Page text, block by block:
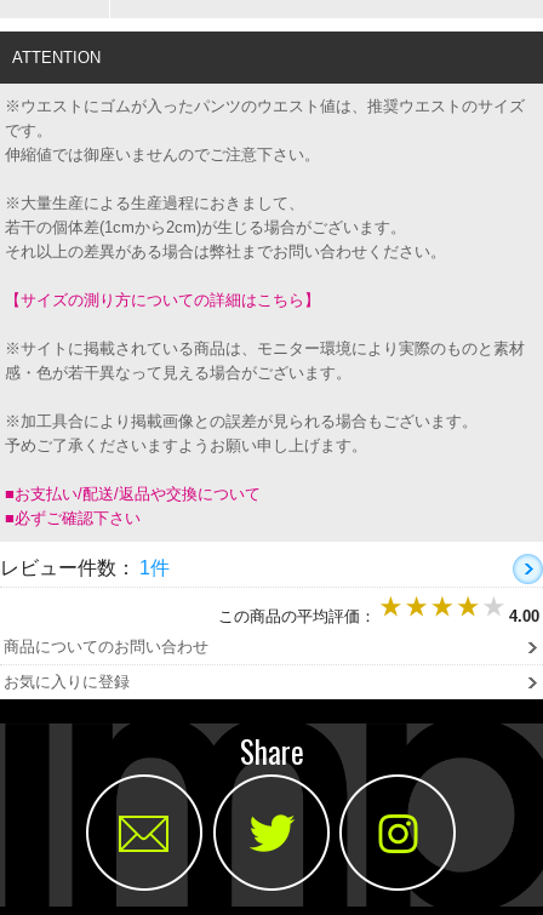
ATTENTION
※ウエストにゴムが入ったパンツのウエスト値は、推奨ウエストのサイズ
です。
伸縮値では御座いませんのでご注意下さい。
※大量生産による生産過程におきまして、
若干の個体差(1cmから2cm)が生じる場合がございます。
それ以上の差異がある場合は弊社までお問い合わせください。
【サイズの測り方についての詳細はこちら】
※サイトに掲載されている商品は、モニター環境により実際のものと素材
感・色が若干異なって見える場合がございます。
※加工具合により掲載画像との誤差が見られる場合もございます。
予めご了承くださいますようお願い申し上げます。
■お支払い/配送/返品や交換について
■必ずご確認下さい
レビュー件数： 1件
この商品の平均評価：
4.00
商品についてのお問い合わせ
お気に入りに登録
Share